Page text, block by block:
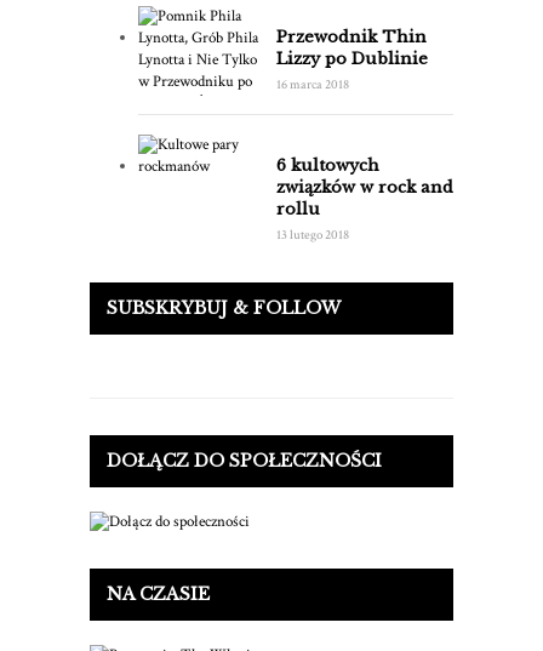
Przewodnik Thin
Lizzy po Dublinie
16 marca 2018
6 kultowych
związków w rock and
rollu
13 lutego 2018
SUBSKRYBUJ & FOLLOW
DOŁĄCZ DO SPOŁECZNOŚCI
NA CZASIE